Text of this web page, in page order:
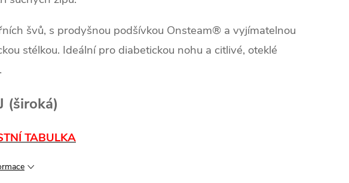
švů, s prodyšnou podšívkou Onsteam® a vyjímatelnou
stélkou. Ideální pro diabetickou nohu a citlivé, oteklé
(široká)
TABULKA